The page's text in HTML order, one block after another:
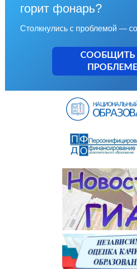
горит фонарь?
Столкнулись с проблемой —
СООБЩИТЬ
ПРОБЛЕМЕ